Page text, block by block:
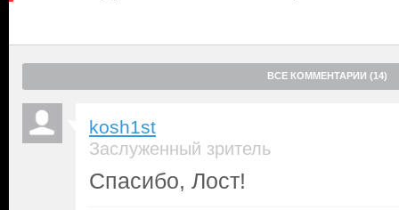
ВСЕ КОММЕНТАРИИ (14)
kosh1st
Заслуженный зритель
Спасибо, Лост!